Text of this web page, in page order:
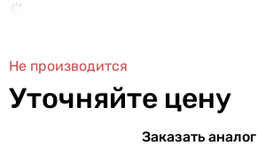
Не производится
Уточняйте цену
Заказать аналог